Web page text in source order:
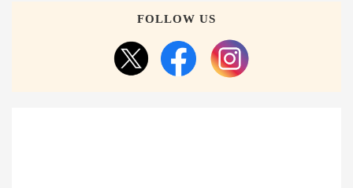
FOLLOW US